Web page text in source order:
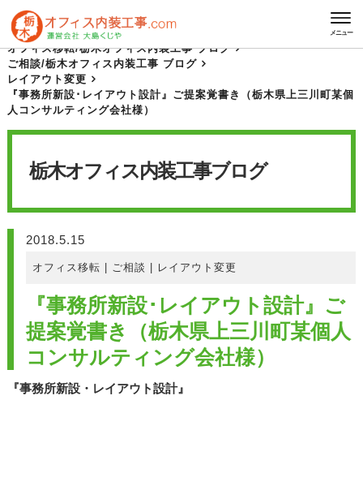
メニュー
HOME
栃木オフィス内装工事 ブログ
オフィス移転/栃木オフィス内装工事 ブログ
ご相談/栃木オフィス内装工事 ブログ
レイアウト変更
『事務所新設･レイアウト設計』ご提案覚書き（栃木県上三川町某個
人コンサルティング会社様）
栃木オフィス内装工事ブログ
2018.5.15
オフィス移転 ご相談 レイアウト変更
『事務所新設･レイアウト設計』ご
提案覚書き（栃木県上三川町某個人
コンサルティング会社様）
『事務所新設・レイアウト設計』